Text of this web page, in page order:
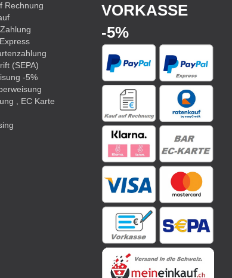
Rechnung
(SEPA)
-5%
, EC Karte
VORKASSE
-5%